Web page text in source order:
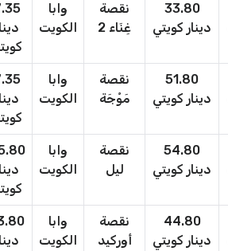
33.80
دينار كويتي
نقصة
غِنَاء 2
وابا
الكويت
51.80
دينار كويتي
نقصة
مَوْجَة
وابا
الكويت
54.80
دينار كويتي
نقصة
ليل
وابا
الكويت
44.80
دينار كويتي
نقصة
أوركيد
وابا
الكويت